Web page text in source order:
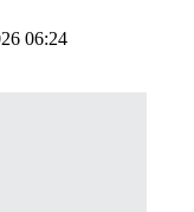
06:24